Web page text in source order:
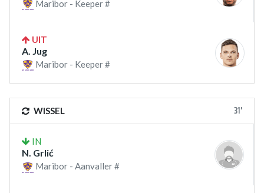
Maribor - Keeper #
UIT
A. Jug
Maribor - Keeper #
WISSEL 31'
IN
N. Grlić
Maribor - Aanvaller #